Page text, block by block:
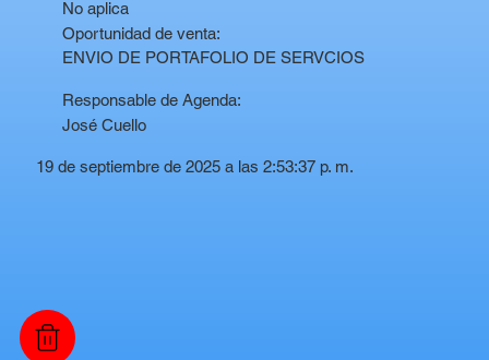
No aplica
Oportunidad de venta:
ENVIO DE PORTAFOLIO DE SERVCIOS
Responsable de Agenda:
José Cuello
19 de septiembre de 2025 a las 2:53:37 p. m.